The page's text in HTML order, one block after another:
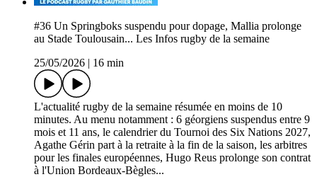
#36 Un Springboks suspendu pour dopage, Mallia prolonge
au Stade Toulousain... Les Infos rugby de la semaine
25/05/2026
16 min
L'actualité rugby de la semaine résumée en moins de 10
minutes. Au menu notamment : 6 géorgiens suspendus entre 9
mois et 11 ans, le calendrier du Tournoi des Six Nations 2027,
Agathe Gérin part à la retraite à la fin de la saison, les arbitres
pour les finales européennes, Hugo Reus prolonge son contrat
à l'Union Bordeaux-Bègles...